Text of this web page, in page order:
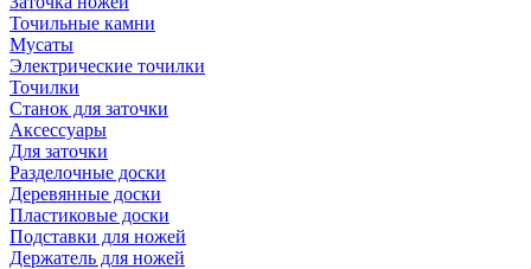
Точильные камни
Мусаты
Электрические точилки
Точилки
Станок для заточки
Аксессуары
Для заточки
Разделочные доски
Деревянные доски
Пластиковые доски
Подставки для ножей
Держатель для ножей